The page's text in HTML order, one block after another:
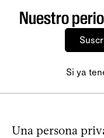
Nuestro
Si ya
Una persona